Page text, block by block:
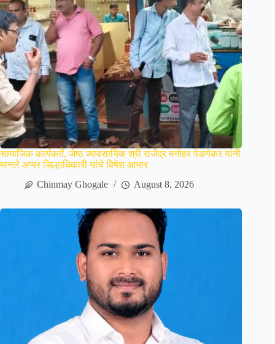
सामाजिक कार्यकर्ते, जेष्ठ व्यावसायिक श्री राजेंद्र मनोहर पेडणेकर यांनी
मानले अप्पर जिल्हाधिकारी यांचे विषेश आभार
Chinmay Ghogale
August 8, 2026